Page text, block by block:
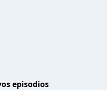
episodios